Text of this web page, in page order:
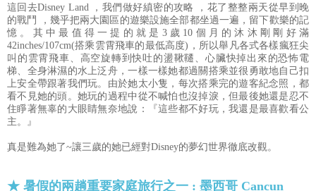
這回去Disney Land ，我們做好縝密的攻略 ，花了整整兩天從早到晚
的戰鬥 ，幾乎把兩大園區的遊樂設施全部都坐過一遍，留下歡樂的記
憶。其中最值得一提的就是3歲10個月的沐沐剛剛好滿
42inches/107cm(搭乘雲霄飛車的最低高度)，所以舉凡各式各樣瘋狂尖
叫的雲霄飛車、高空旋轉到快吐的盪鞦韆、心臟快掉出來的恐怖電
梯、全身淋濕的水上泛舟，一樣一樣她都過關搭乘並很勇敢地自己扣
上安全帶跟著我們玩。由於她太小隻，每次搭乘完的遊客紀念照，都
看不見她的頭。她玩的過程中從不喊怕也沒掉淚，但最後她還是忍不
住睜著無辜的大眼睛無奈地說：『這些都不好玩，我還是最喜歡看公
主。』
真是難為她了~讓三歲的她已經對Disney的夢幻世界徹底改觀。
★ 暑假的兩趟重要家庭旅行之一 : 墨西哥 Cancun